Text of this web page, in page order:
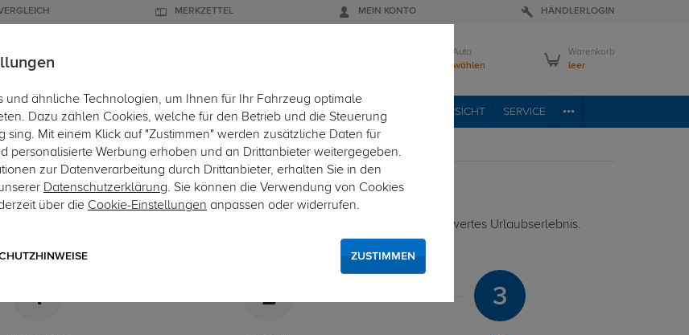
MERKZETTEL MEIN KONTO HÄNDLERLOGIN
Mein Auto
Bitte wählen
Warenkorb
leer
DACHBOXEN FAHRRADTRÄGER ZUBEHÖR EINBAUSERVICE FAHRZEUGÜBERSICHT SERVICE
schützt Sie und andere in Ihrer Umgebung und ermöglicht ein unbeschwertes Urlaubserlebnis.
1 2 3
und ähnliche Technologien, um Ihnen für Ihr Fahrzeug optimale
Dazu zählen Cookies, welche für den Betrieb und die Steuerung
sing. Mit einem Klick auf "Zustimmen" werden zusätzliche Daten für
personalisierte Werbung erhoben und an Drittanbieter weitergegeben.
zur Datenverarbeitung durch Drittanbieter, erhalten Sie in den
Datenschutzerklärung. Sie können die Verwendung von Cookies
über die Cookie-Einstellungen anpassen oder widerrufen.
ZUSTIMMEN